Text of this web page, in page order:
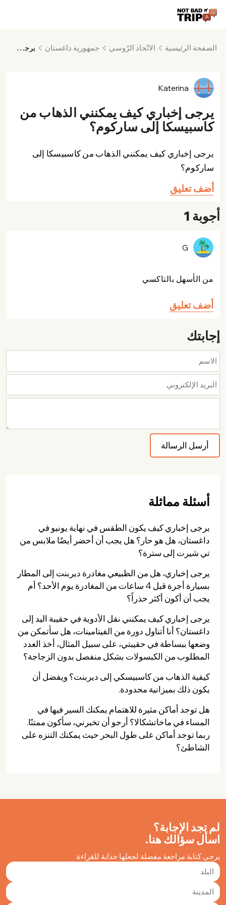
الصفحة الرئيسية الاتّحاد الرّوسي جمهورية داغستان يرجى إخباري كيف يمكنني الذهاب من كاسبيسكا إلى ساركوم؟
Katerina
يرجى إخباري كيف يمكنني الذهاب من
كاسبيسكا إلى ساركوم؟
يرجى إخباري كيف يمكنني الذهاب من كاسبيسكا إلى
ساركوم؟
أضف تعليق
أجوبة 1
G
من الأسهل بالتاكسي
أضف تعليق
إجابتك
أسئلة مماثلة
يرجى إخباري كيف يكون الطقس في نهاية يونيو في
داغستان، هل هو حار؟ هل يجب أن أحضر أيضًا ملابس من
تي شيرت إلى سترة؟
يرجى إخباري، هل من الطبيعي مغادرة ديربنت إلى المطار
بسيارة أجرة قبل 4 ساعات من المغادرة يوم الأحد؟ أم
يجب أن أكون أكثر حذراً؟
يرجى إخباري كيف يمكنني نقل الأدوية في حقيبة اليد إلى
داغستان؟ أنا أتناول دورة من الفيتامينات، هل سأتمكن من
وضعها ببساطة في حقيبتي، على سبيل المثال، أخذ العدد
المطلوب من الكبسولات بشكل منفصل بدون الزجاجة؟
كيفية الذهاب من كاسبيسكي إلى ديربنت؟ ويفضل أن
يكون ذلك بميزانية محدودة.
هل توجد أماكن مثيرة للاهتمام يمكنك السير فيها في
المساء في ماخاتشكالا؟ أرجو أن تخبرني، سأكون ممتنًا.
ربما توجد أماكن على طول البحر حيث يمكنك التنزه على
الشاطئ؟
لم تجد الإجابة؟
اسأل سؤالك هنا.
يرجى كتابة مراجعة مفصلة لجعلها جذابة للقراءة.